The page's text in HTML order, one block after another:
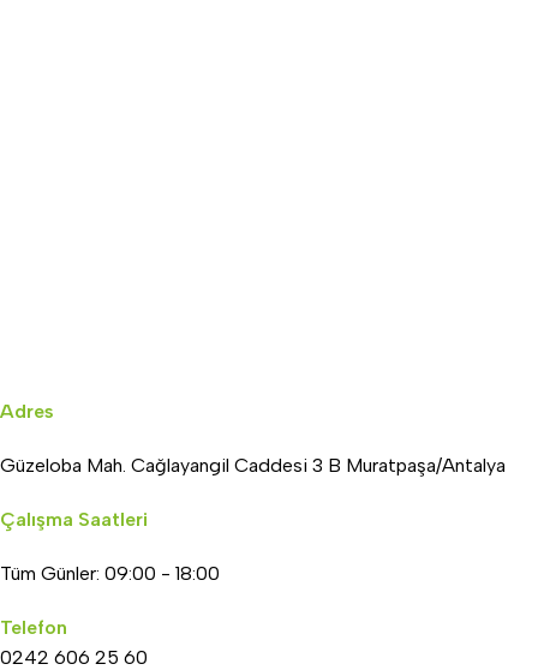
Adres
Güzeloba Mah. Cağlayangil Caddesi 3 B Muratpaşa/Antalya
Çalışma Saatleri
Tüm Günler: 09:00 - 18:00
Telefon
0242 606 25 60